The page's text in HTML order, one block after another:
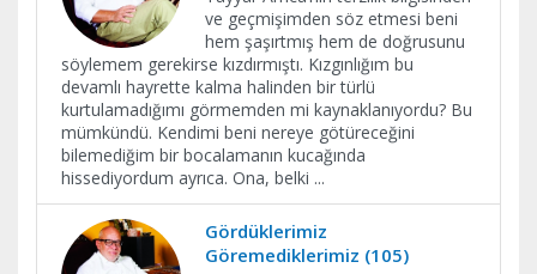
ve geçmişimden söz etmesi beni
hem şaşırtmış hem de doğrusunu
söylemem gerekirse kızdırmıştı. Kızgınlığım bu
devamlı hayrette kalma halinden bir türlü
kurtulamadığımı görmemden mi kaynaklanıyordu? Bu
mümkündü. Kendimi beni nereye götüreceğini
bilemediğim bir bocalamanın kucağında
hissediyordum ayrıca. Ona, belki ...
Gördüklerimiz
Göremediklerimiz (105)